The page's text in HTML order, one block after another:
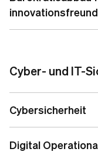
werden kann.
Cyber- und IT-
Cybersicherheit
Digital